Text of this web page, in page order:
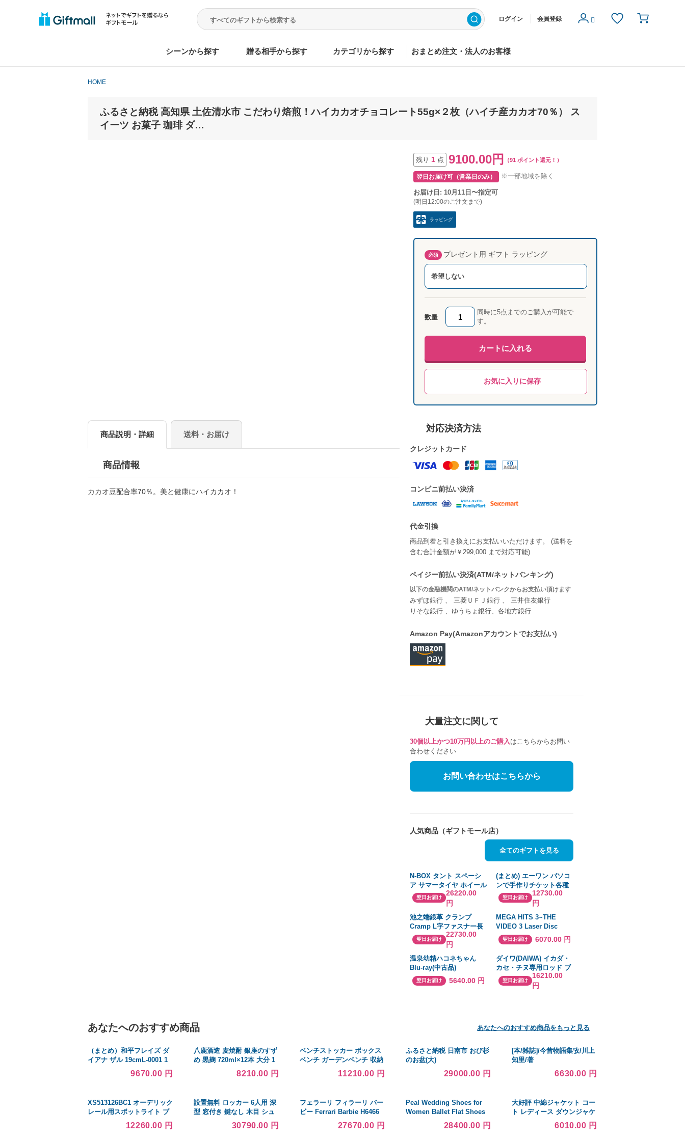
ログイン 会員登録
シーンから探す 贈る相手から探す カテゴリから探す おまとめ注文・法人のお客様
HOME
ふるさと納税 高知県 土佐清水市 こだわり焙煎！ハイカカオチョコレート55g×２枚（ハイチ産カカオ70％） ス
イーツ お菓子 珈琲 ダ…
商品説明・詳細 送料・お届け
商品情報
カカオ豆配合率70％。美と健康にハイカカオ！
残り 1 点 9100.00円 （91 ポイント還元！）
翌日お届け可（営業日のみ） ※一部地域を除く
お届け日: 10月11日〜指定可
(明日12:00のご注文まで)
ラッピング
必須 プレゼント用 ギフト ラッピング
希望しない
数量
同時に5点までのご購入が可能で
す。
カートに入れる
お気に入りに保存
対応決済方法
クレジットカード
コンビニ前払い決済
代金引換
商品到着と引き換えにお支払いいただけます。 (送料を
含む合計金額が￥299,000 まで対応可能)
ペイジー前払い決済(ATM/ネットバンキング)
以下の金融機関のATM/ネットバンクからお支払い頂けます
みずほ銀行 、 三菱ＵＦＪ銀行 、 三井住友銀行
りそな銀行 、ゆうちょ銀行、各地方銀行
Amazon Pay(Amazonアカウントでお支払い)
大量注文に関して
30個以上かつ10万円以上のご購入 はこちらからお問い
合わせください
お問い合わせはこちらから
人気商品（ギフトモール店）
全てのギフトを見る
N-BOX タント スペーシ
ア サマータイヤ ホイール
4本セット 155/65R14 ダ
ンロップ EC202L トピー
アザーネ FB 14インチ
翌日お届け
26220.00
円
(まとめ) エーワン パソコ
ンで手作りチケット各種
プリンタ兼用紙 ホワイト
A4判 8面半券無タイプ
〔×30セット〕
翌日お届け
12730.00
円
池之端銀革 クランプ
Cramp L字ファスナー長
財布 Italian Shrink
Leather Cr-152 レッド
翌日お届け
22730.00
円
MEGA HITS 3~THE
VIDEO 3 Laser Disc
翌日お届け 6070.00 円
温泉幼精ハコネちゃん
Blu-ray(中古品)
翌日お届け 5640.00 円
ダイワ(DAIWA) イカダ・
カセ・チヌ専用ロッド ブ
ラックジャックイカダ・V
145・V 釣り竿
翌日お届け
16210.00
円
あなたへのおすすめ商品 あなたへのおすすめ商品をもっと見る
（まとめ）和平フレイズ ダ
イアナ ザル 19cmL-0001 1
個〔×10セット〕
9670.00 円
八鹿酒造 麦焼酎 銀座のすず
め 黒麹 720ml×12本 大分 1
8210.00 円
ベンチストッカー ボックス
ベンチ ガーデンベンチ 収納
庫 屋外 木製 おしゃれ 安い
スリム ベランダ 玄関 テラス
11210.00 円
ふるさと納税 日南市 おび杉
のお盆(大)
29000.00 円
[本/雑誌]/今昔物語集攷/川上
知里/著
6630.00 円
XS513126BC1 オーデリック
レール用スポットライト ブ
ラック LED 白色 調光
Bluetooth 拡散
12260.00 円
設置無料 ロッカー 6人用 深
型 窓付き 鍵なし 木目 シュ
ーズロッカー スチールロッ
カー オフィス収納 六人用 6
30790.00 円
フェラーリ フィラーリ バー
ビー Ferrari Barbie H6466
27670.00 円
Peal Wedding Shoes for
Women Ballet Flat Shoes
Bride Pointed Toe 並行輸入
28400.00 円
大好評 中綿ジャケット コー
ト レディース ダウンジャケ
ット 人気 厚手 軽量 高品質
秋冬 暖かい 通勤 通学 かわ
6010.00 円